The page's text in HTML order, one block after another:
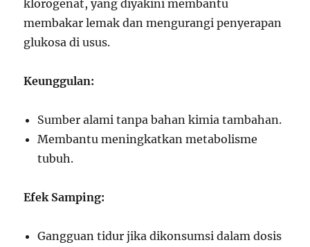
klorogenat, yang diyakini membantu
membakar lemak dan mengurangi penyerapan
glukosa di usus.
Keunggulan:
Sumber alami tanpa bahan kimia tambahan.
Membantu meningkatkan metabolisme
tubuh.
Efek Samping:
Gangguan tidur jika dikonsumsi dalam dosis